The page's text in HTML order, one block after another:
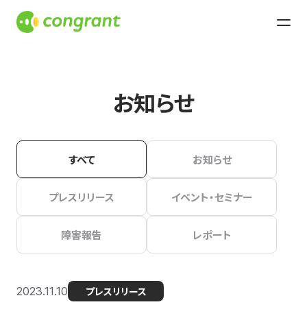
お知らせ
すべて お知らせ
プレスリリース イベント・セミナー
障害報告 レポート
2023.11.10 プレスリリース